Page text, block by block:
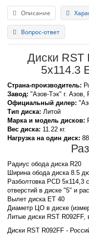
Описание
Вопрос-ответ
Диски RST
5x114.3
Страна-производитель:
Завод: "Азов-Тэк" г. Азов,
Официальный дилер:
Тип диска: Литой
Марка и модель дисков:
Вес диска: 11.22 кг.
Нагрузка на один диск:
Радиус обода диска R20
Ширина обода диска 8.5
Разболтовка PCD 5x114,3
отверстий в диске "5" и
Вылет диска ET 40
Диаметр ЦО в диске
Литые диски RST R092FF,
Диски RST R092FF -